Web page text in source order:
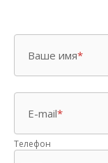
Ваше имя*
E-mail*
Телефон